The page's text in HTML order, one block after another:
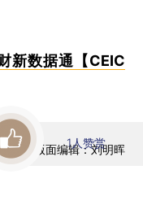
新数据通【CEIC
版面编辑：刘明晖
1人赞赏